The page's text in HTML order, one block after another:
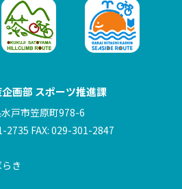
画部 スポーツ推進課
戸市笠原町978-6
2735 FAX: 029-301-2847
き